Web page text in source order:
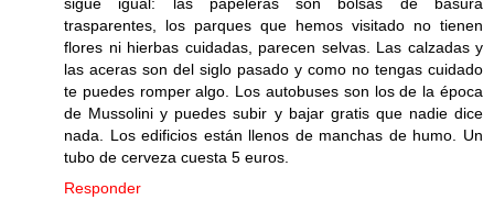
trasparentes, los parques que hemos visitado no tienen
flores ni hierbas cuidadas, parecen selvas. Las calzadas y
las aceras son del siglo pasado y como no tengas cuidado
te puedes romper algo. Los autobuses son los de la época
de Mussolini y puedes subir y bajar gratis que nadie dice
nada. Los edificios están llenos de manchas de humo. Un
tubo de cerveza cuesta 5 euros.
Responder